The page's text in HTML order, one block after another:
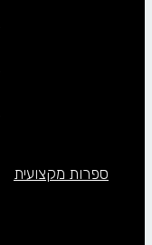
ספרות מקצועית